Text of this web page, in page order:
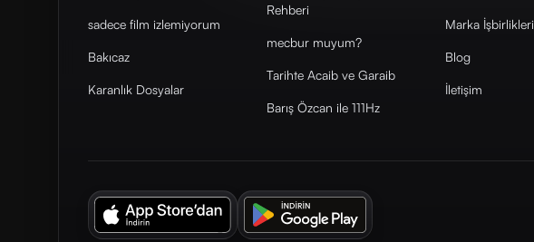
sadece film izlemiyorum
Bakıcaz
Karanlık Dosyalar
Rehberi
mecbur muyum?
Tarihte Acaib ve Garaib
Barış Özcan ile 111Hz
Marka İşbirlikleri
Blog
İletişim